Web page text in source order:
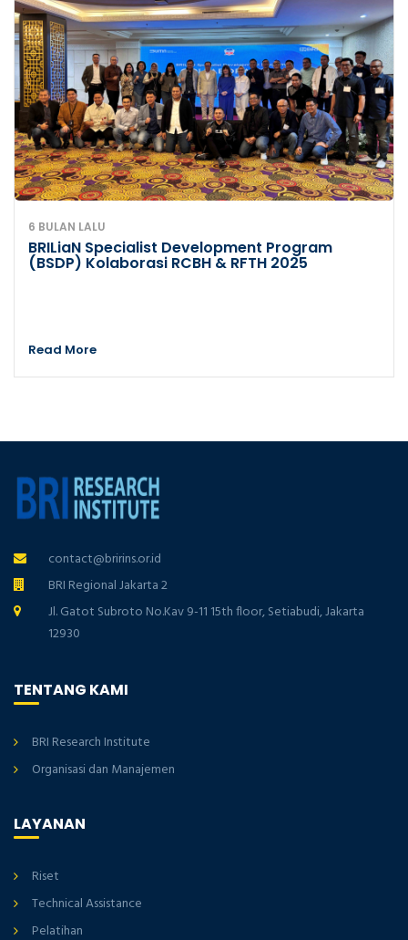
6 BULAN LALU
BRILiaN Specialist Development Program
(BSDP) Kolaborasi RCBH & RFTH 2025
Read More
contact@bririns.or.id
BRI Regional Jakarta 2
Jl. Gatot Subroto No.Kav 9-11 15th floor, Setiabudi, Jakarta
12930
TENTANG KAMI
BRI Research Institute
Organisasi dan Manajemen
LAYANAN
Riset
Technical Assistance
Pelatihan